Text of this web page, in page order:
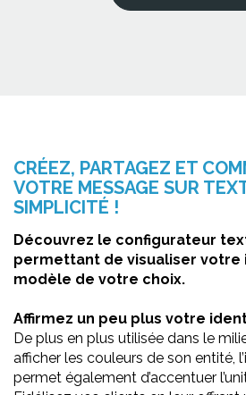
CRÉEZ, PARTAGEZ ET
VOTRE MESSAGE SUR
SIMPLICITÉ !
Découvrez le configurateur
permettant de visualiser votre
modèle de votre choix.
Affirmez un peu plus votre
De plus en plus utilisée dans le
afficher les couleurs de son entité,
permet également d’accentuer